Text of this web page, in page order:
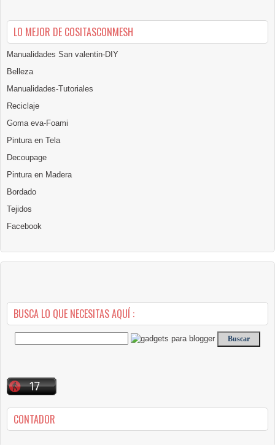
LO MEJOR DE COSITASCONMESH
Manualidades San valentin-DIY
Belleza
Manualidades-Tutoriales
Reciclaje
Goma eva-Foami
Pintura en Tela
Decoupage
Pintura en Madera
Bordado
Tejidos
Facebook
BUSCA LO QUE NECESITAS AQUÍ :
CONTADOR